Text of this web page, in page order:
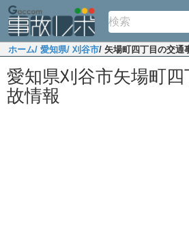
ホーム/ 愛知県/ 刈谷市/ 矢場町四丁目の交通
愛知県刈谷市矢場町
故情報